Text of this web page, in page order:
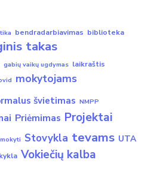
bendradarbiavimas biblioteka
takas
gabių vaikų ugdymas laikraštis
mokytojams
švietimas NMPP
Priėmimas Projektai
Stovykla tevams UTA
Vokiečių kalba